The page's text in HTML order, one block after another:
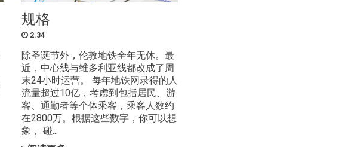
规格
2.34
除圣诞节外，伦敦地铁全年无休。最
近，中心线与维多利亚线都改成了周
末24小时运营。 每年地铁网录得的人
流量超过10亿，考虑到包括居民、游
客、通勤者等个体乘客，乘客人数约
在2800万。根据这些数字，你可以想
象， 碰...